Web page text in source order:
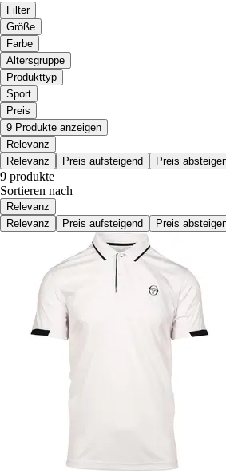
Filter
Größe
Farbe
Altersgruppe
Produkttyp
Sport
Preis
9 Produkte anzeigen
Relevanz
Relevanz
Preis aufsteigend Preis
9 produkte
Sortieren nach
Relevanz
Relevanz
Preis aufsteigend Preis